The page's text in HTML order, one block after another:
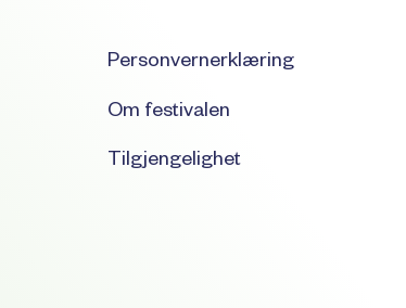
Personvernerklæring
Om festivalen
Tilgjengelighet